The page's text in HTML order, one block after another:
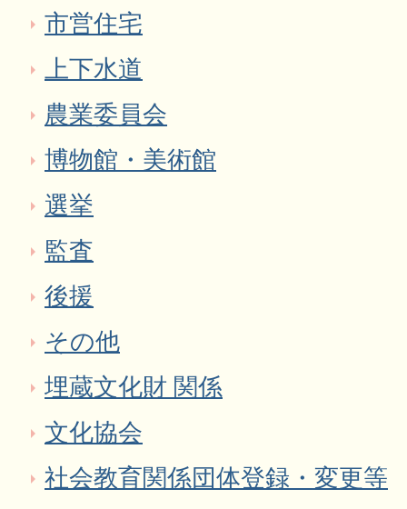
市営住宅
上下水道
農業委員会
博物館・美術館
選挙
監査
後援
その他
埋蔵文化財 関係
文化協会
社会教育関係団体登録・変更等